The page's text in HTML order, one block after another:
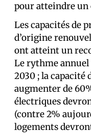
pour atteindre un
Les capacités de
d’origine
ont atteint un
Le rythme annuel
2030 ; la capacité
augmenter de
électriques
(contre 2%
logements